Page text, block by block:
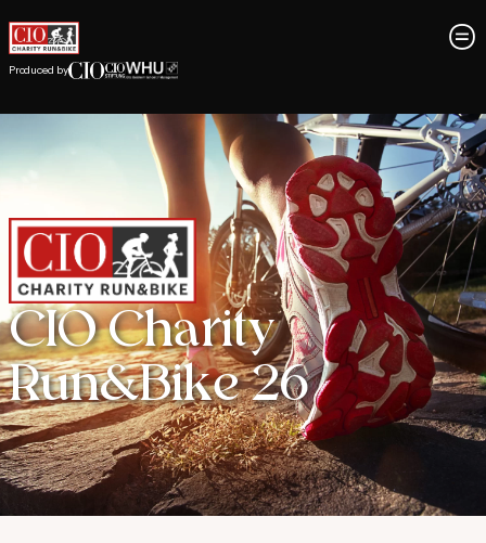
Produced by
CIO Charity
Run&Bike 26